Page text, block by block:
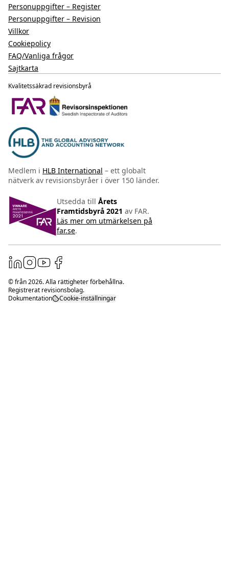
Personuppgifter – Register
Personuppgifter – Revision
Villkor
Cookiepolicy
FAQ/Vanliga frågor
Sajtkarta
Kvalitetssäkrad revisionsbyrå
Medlem i HLB International – ett globalt
nätverk av revisionsbyråer i över 150 länder.
Utsedda till Årets
Framtidsbyrå 2021 av FAR.
Läs mer om utmärkelsen på
far.se.
© från2026. Alla rättigheter förbehållna.
Registrerat revisionsbolag.
Dokumentation
Cookie-inställningar